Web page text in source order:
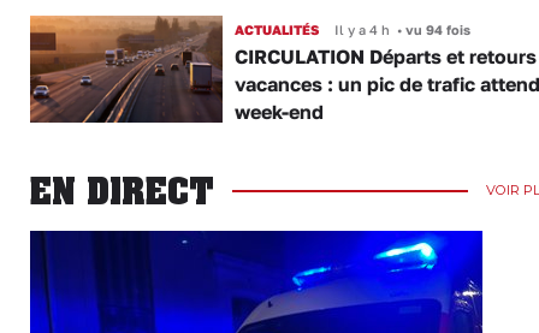
ACTUALITÉS Il y a 4 h •vu 94 fois
CIRCULATION Départs et
vacances : un pic de trafic
week-end
EN DIRECT VOIR